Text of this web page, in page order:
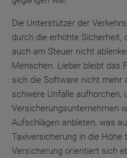
Die Unterstützer der
durch die erhöhte
auch am Steuer nicht
Menschen. Lieber bleibt das
sich die Software nicht mehr
schwere Unfälle aufhorchen,
Versicherungsunternehmen
Aufschlägen anbieten, was
Taxiversicherung in die Höhe
Versicherung orientiert sich